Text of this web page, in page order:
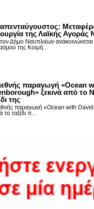
της Λαϊκής Αγοράς
Δήμο Ναυπλιέων ανακοινώνεται
της Κοιμή...
παραγωγή «Ocean
ξεκινά από το
της
παραγωγή «Ocean with
το ταξίδι π...